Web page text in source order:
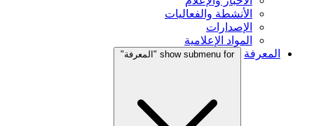
الأنشطة والفعاليات
الإصدارات
المواد الإعلامية
المعرفة
show submenu for "المعرفة"